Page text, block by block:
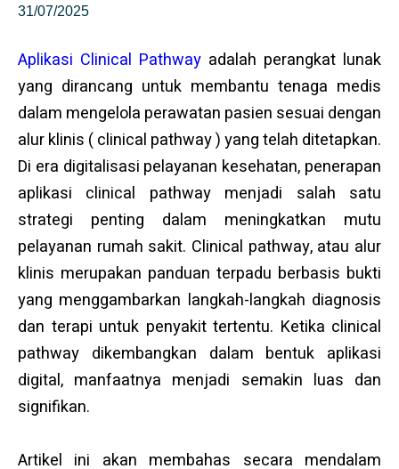
31/07/2025
Aplikasi Clinical Pathway adalah perangkat lunak
yang dirancang untuk membantu tenaga medis
dalam mengelola perawatan pasien sesuai dengan
alur klinis ( clinical pathway ) yang telah ditetapkan.
Di era digitalisasi pelayanan kesehatan, penerapan
aplikasi clinical pathway menjadi salah satu
strategi penting dalam meningkatkan mutu
pelayanan rumah sakit. Clinical pathway, atau alur
klinis merupakan panduan terpadu berbasis bukti
yang menggambarkan langkah-langkah diagnosis
dan terapi untuk penyakit tertentu. Ketika clinical
pathway dikembangkan dalam bentuk aplikasi
digital, manfaatnya menjadi semakin luas dan
signifikan.
Artikel ini akan membahas secara mendalam